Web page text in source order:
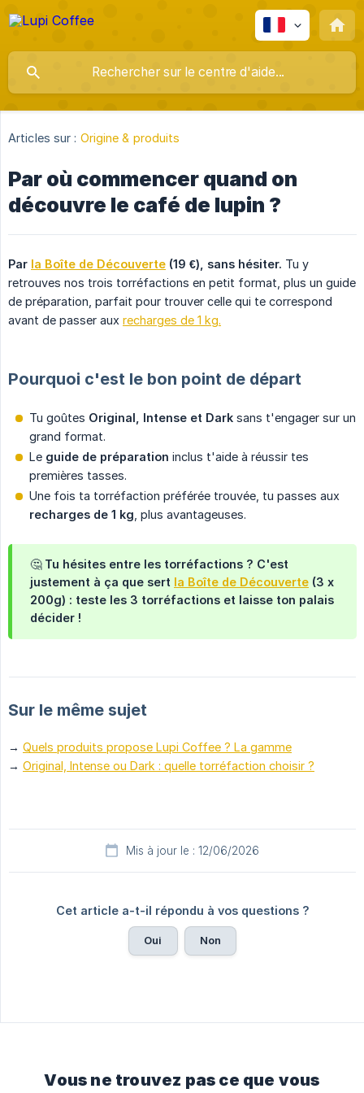
Articles sur : Origine & produits
Par où commencer quand on
découvre le café de lupin ?
Par la Boîte de Découverte (19 €), sans hésiter. Tu y
retrouves nos trois torréfactions en petit format, plus un guide
de préparation, parfait pour trouver celle qui te correspond
avant de passer aux recharges de 1 kg.
Pourquoi c'est le bon point de départ
Tu goûtes Original, Intense et Dark sans t'engager sur un
grand format.
Le guide de préparation inclus t'aide à réussir tes
premières tasses.
Une fois ta torréfaction préférée trouvée, tu passes aux
recharges de 1 kg , plus avantageuses.
🤔 Tu hésites entre les torréfactions ? C'est
justement à ça que sert la Boîte de Découverte (3 x
200g) : teste les 3 torréfactions et laisse ton palais
décider !
Sur le même sujet
→ Quels produits propose Lupi Coffee ? La gamme
→ Original, Intense ou Dark : quelle torréfaction choisir ?
Mis à jour le : 12/06/2026
Cet article a-t-il répondu à vos questions ?
Oui Non
Vous ne trouvez pas ce que vous